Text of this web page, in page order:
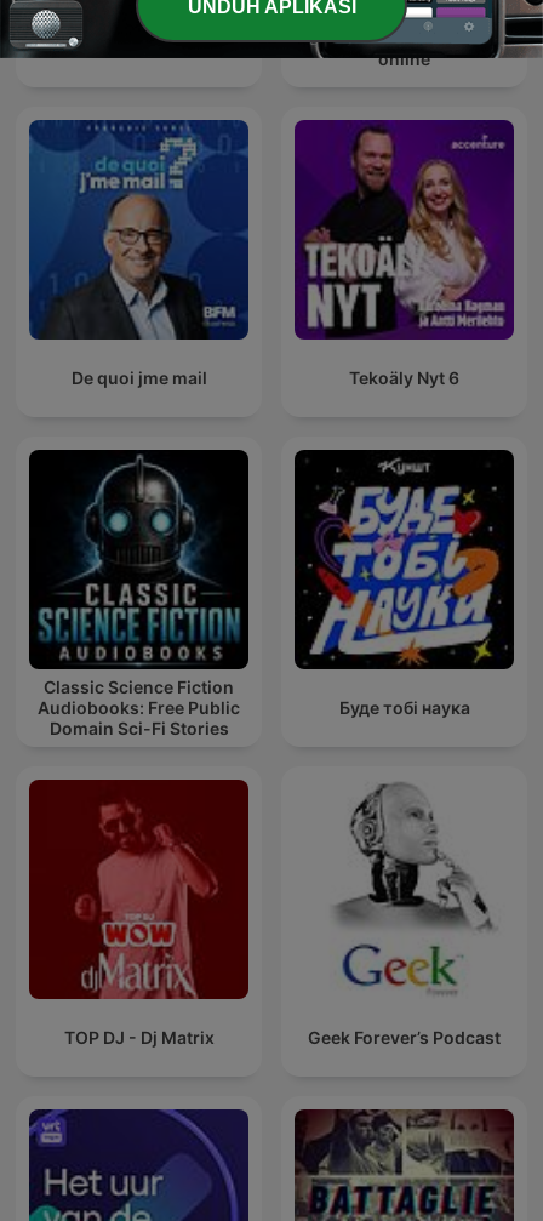
12 y 2
kurz informiert by heise
online
De quoi jme mail Tekoäly Nyt 6
Classic Science Fiction
Audiobooks: Free Public
Domain Sci-Fi Stories
Буде тобі наука
TOP DJ - Dj Matrix Geek Forever’s Podcast
UNDUH APLIKASI